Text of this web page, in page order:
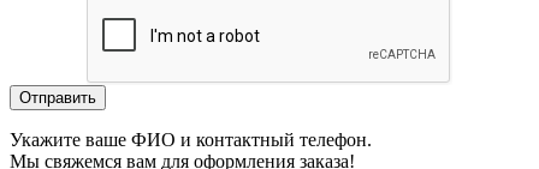
Укажите ваше ФИО и контактный телефон.
Мы свяжемся вам для оформления заказа!